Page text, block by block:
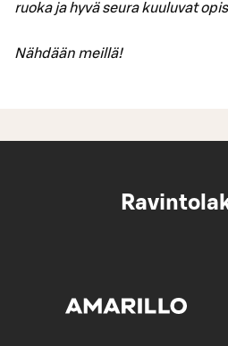
ruoka ja hyvä seura kuuluvat
Nähdään meillä!